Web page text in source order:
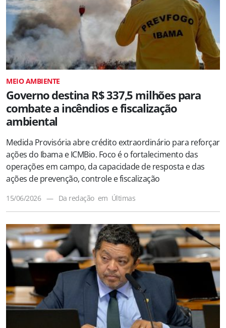
MEIO AMBIENTE
Governo destina R$ 337,5 milhões para
combate a incêndios e fiscalização
ambiental
Medida Provisória abre crédito extraordinário para reforçar
ações do Ibama e ICMBio. Foco é o fortalecimento das
operações em campo, da capacidade de resposta e das
ações de prevenção, controle e fiscalização
15/06/2026 — Da redação em Últimas